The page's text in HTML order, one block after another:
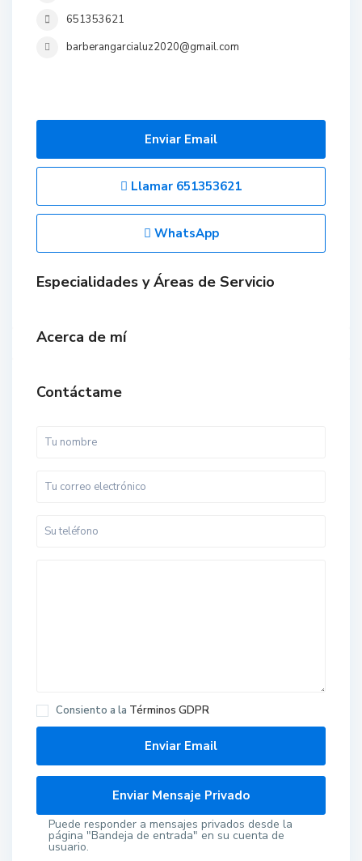
651353621
barberangarcialuz2020@gmail.com
Enviar Email
Llamar 651353621
WhatsApp
Especialidades y Áreas de Servicio
Acerca de mí
Contáctame
Consiento a la Términos GDPR
Puede responder a mensajes privados desde la
página "Bandeja de entrada" en su cuenta de
usuario.